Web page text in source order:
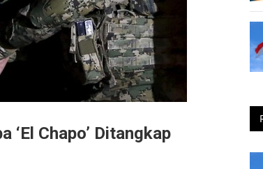
‘El Chapo’ Ditangkap